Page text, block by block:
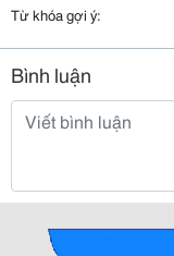
Từ khóa gợi ý:
Bình luận